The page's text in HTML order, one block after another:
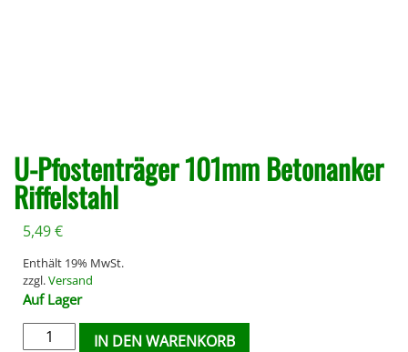
U-Pfostenträger 101mm Betonanker
Riffelstahl
5,49€
Enthält 19% MwSt.
zzgl.Versand
Auf Lager
IN DEN WARENKORB